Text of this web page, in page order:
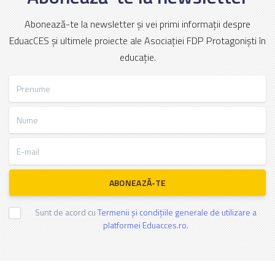
Abonează-te la newsletter și vei primi informații despre
EduacCES și ultimele proiecte ale Asociației FDP Protagoniști în
educație.
ABONEAZĂ-TE
Sunt de acord cuTermenii și condițiile generale de utilizare a
platformei Eduacces.ro.